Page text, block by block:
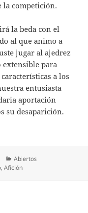
la competición.
la beda con el
al que animo a
jugar al ajedrez
extensible para
a los
entusiasta
aportación
su desaparición.
Categorías
Abiertos
,Afición